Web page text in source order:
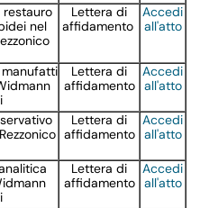
nel
Lettera di
affidamento
Accedi
all'atto
Lettera di
affidamento
Accedi
all'atto
Lettera di
affidamento
Accedi
all'atto
Lettera di
affidamento
Accedi
all'atto